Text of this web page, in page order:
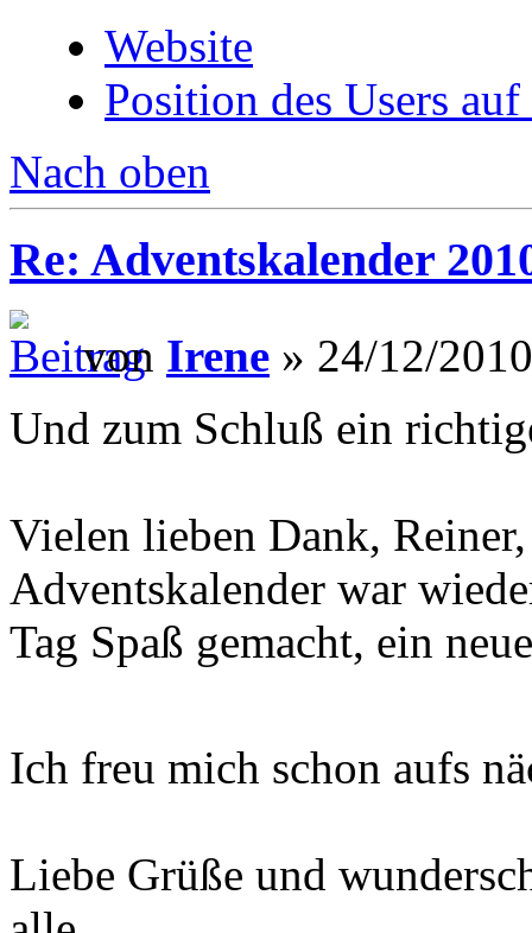
Website
Position des Users
Nach oben
Re: Adventskalender
von Irene » 24/12/
Und zum Schluß ein
Vielen lieben Dank,
Adventskalender war
Tag Spaß gemacht, ein
Ich freu mich schon aufs
Liebe Grüße und